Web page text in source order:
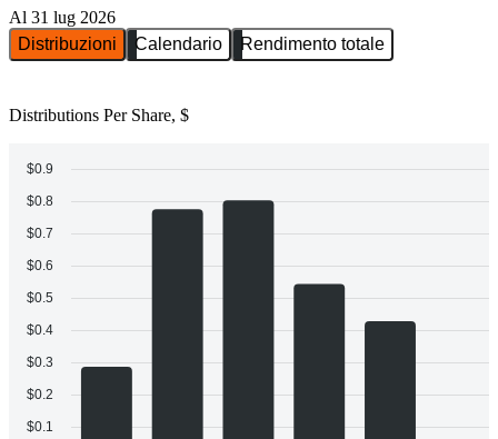
Al 31 lug 2026
Distribuzioni
Calendario Rendimento totale
Distributions Per Share, $